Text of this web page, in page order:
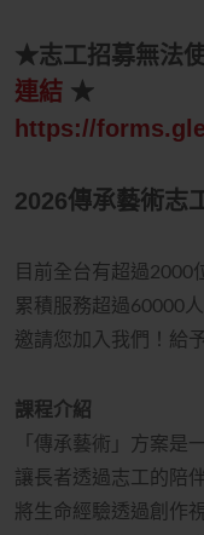
★志工招募無法
連結 ★
https://
2026傳承藝術志
目前全台有超過2000
累積服務超過60000
邀請您加入我們！給
課程介紹
「傳承藝術」方案是
讓長者透過志工的陪
將生命經驗透過創作